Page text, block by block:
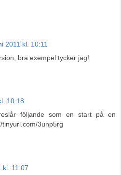
2011 kl. 10:11
bra exempel tycker jag!
10:18
följande som en start på en
3unp5rg
kl. 11:07